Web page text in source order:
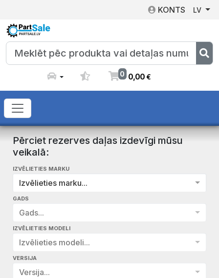
KONTS LV
0 0,00€
Pērciet rezerves daļas izdevīgi mūsu
veikalā:
IZVĒLIETIES MARKU
Izvēlieties marku...
GADS
Gads...
IZVĒLIETIES MODELI
Izvēlieties modeli...
VERSIJA
Versija...